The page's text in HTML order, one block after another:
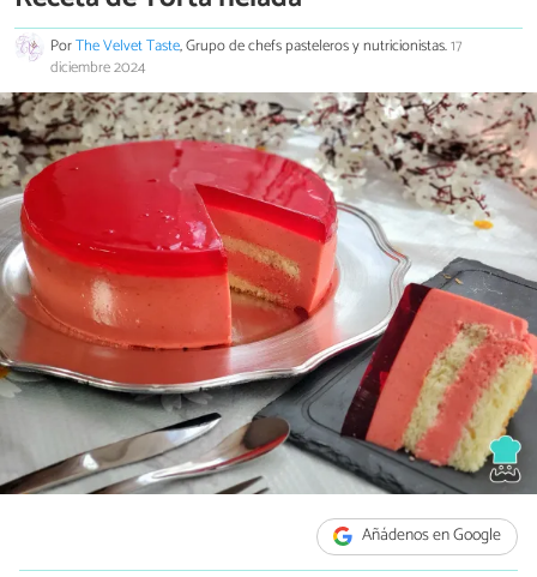
PorThe Velvet Taste, Grupo de chefs pasteleros y nutricionistas.17
diciembre 2024
Añádenos en Google